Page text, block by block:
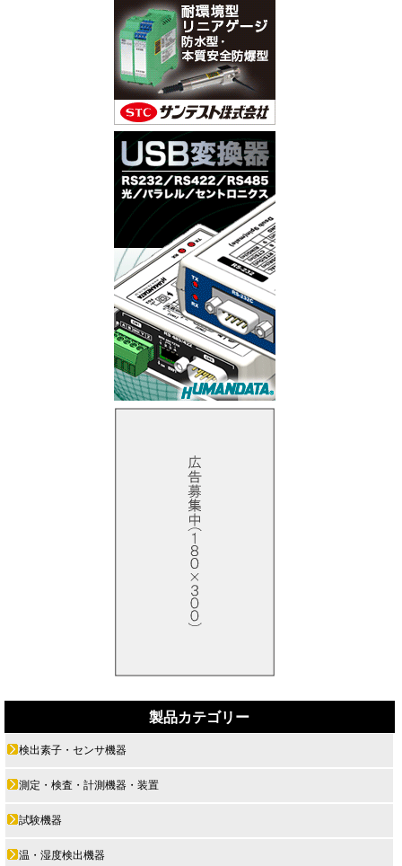
製品カテゴリー
検出素子・センサ機器
測定・検査・計測機器・装置
試験機器
温・湿度検出機器